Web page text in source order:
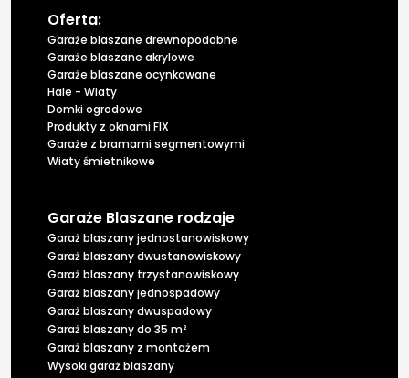
Oferta:
Garaże blaszane drewnopodobne
Garaże blaszane akrylowe
Garaże blaszane ocynkowane
Hale - Wiaty
Domki ogrodowe
Produkty z oknami FIX
Garaże z bramami segmentowymi
Wiaty śmietnikowe
Garaże Blaszane rodzaje
Garaż blaszany jednostanowiskowy
Garaż blaszany dwustanowiskowy
Garaż blaszany trzystanowiskowy
Garaż blaszany jednospadowy
Garaż blaszany dwuspadowy
Garaż blaszany do 35 m²
Garaż blaszany z montażem
Wysoki garaż blaszany